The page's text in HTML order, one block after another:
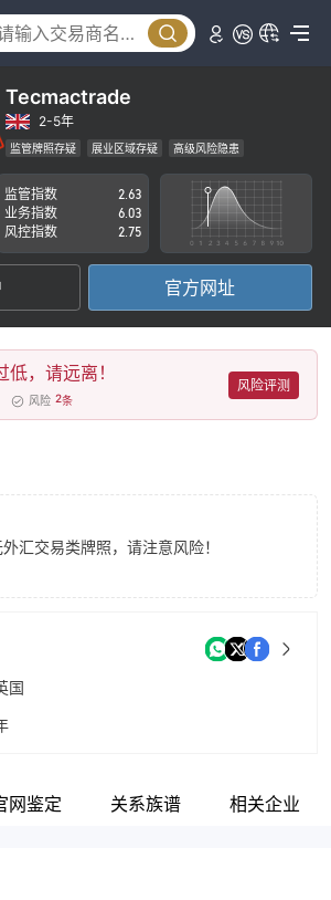
Tecmactrade
2-5年
监管牌照存疑 展业区域存疑 高级风险隐患
监管指数
2.63
业务指数
6.03
风控指数
2.75
官方网址
，请远离！
风险 2条
风险评测
汇交易类牌照，请注意风险！
国
网鉴定 关系族谱 相关企业